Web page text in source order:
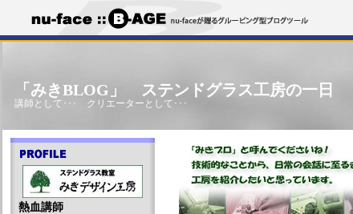
「みきBLOG」 ステンドグラス工房の一日
講師として･･･ クリエーターとして･･･
熱血講師